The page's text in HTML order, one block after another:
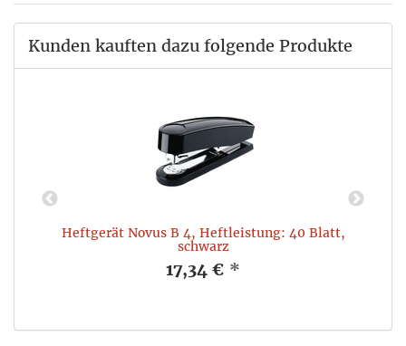
Kunden kauften dazu folgende Produkte
Heftgerät Novus B 4, Heftleistung: 40 Blatt,
schwarz
17,34 € *